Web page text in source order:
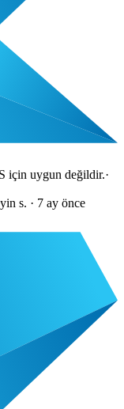
için uygun değildir.·
s. · 7 ay önce